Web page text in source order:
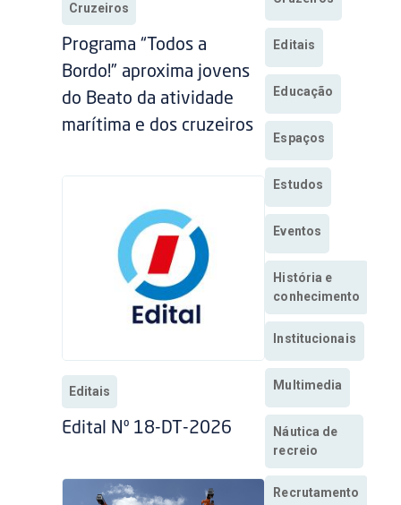
Cruzeiros
Programa “Todos a
Bordo!” aproxima jovens
do Beato da atividade
marítima e dos cruzeiros
Editais
Edital Nº 18-DT-2026
Editais
Educação
Espaços
Estudos
Eventos
História e
conhecimento
Institucionais
Multimedia
Náutica de
recreio
Recrutamento